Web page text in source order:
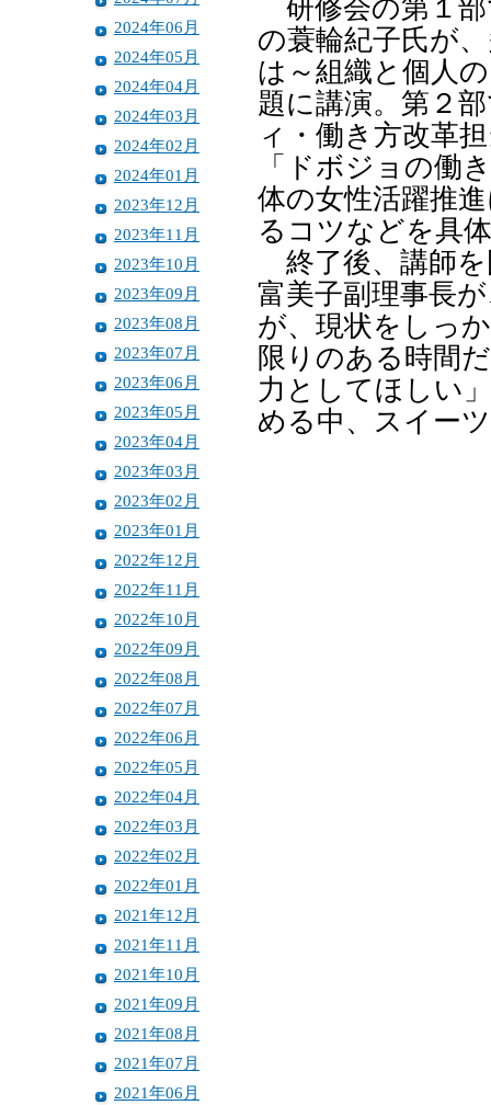
2024年06月
2024年05月
2024年04月
2024年03月
2024年02月
2024年01月
2023年12月
2023年11月
2023年10月
2023年09月
2023年08月
2023年07月
2023年06月
2023年05月
2023年04月
2023年03月
2023年02月
2023年01月
2022年12月
2022年11月
2022年10月
2022年09月
2022年08月
2022年07月
2022年06月
2022年05月
2022年04月
2022年03月
2022年02月
2022年01月
2021年12月
2021年11月
2021年10月
2021年09月
2021年08月
2021年07月
2021年06月
研修会の第１
の蓑輪紀子氏が
は～組織と個人
題に講演。第２
ィ・働き方改革
「ドボジョの働
体の女性活躍推
るコツなどを具
終了後、講師を
富美子副理事長
が、現状をしっ
限りのある時間
力としてほしい
める中、スイー